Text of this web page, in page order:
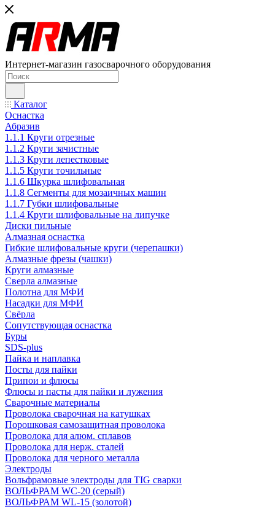
Интернет-магазин газосварочного оборудования
Каталог
Оснастка
Абразив
1.1.1 Круги отрезные
1.1.2 Круги зачистные
1.1.3 Круги лепестковые
1.1.5 Круги точильные
1.1.6 Шкурка шлифовальная
1.1.8 Сегменты для мозаичных машин
1.1.7 Губки шлифовальные
1.1.4 Круги шлифовальные на липучке
Диски пильные
Алмазная оснастка
Гибкие шлифовальные круги (черепашки)
Алмазные фрезы (чашки)
Круги алмазные
Сверла алмазные
Полотна для МФИ
Насадки для МФИ
Свёрла
Сопутствующая оснастка
Буры
SDS-plus
Пайка и наплавка
Посты для пайки
Припои и флюсы
Флюсы и пасты для пайки и лужения
Сварочные материалы
Проволока сварочная на катушках
Порошковая самозащитная проволока
Проволока для алюм. сплавов
Проволока для нерж. сталей
Проволока для черного металла
Электроды
Вольфрамовые электроды для TIG сварки
ВОЛЬФРАМ WC-20 (серый)
ВОЛЬФРАМ WL-15 (золотой)